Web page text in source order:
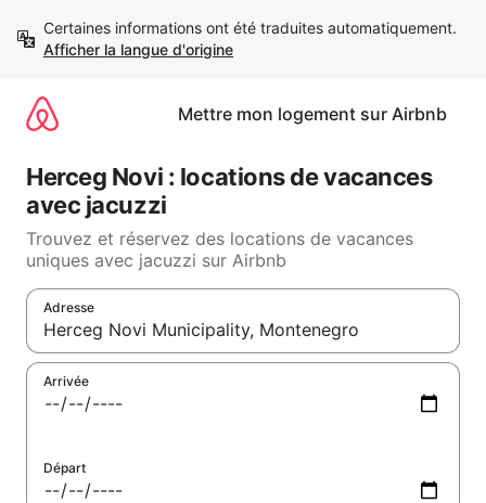
directement
Afficher la langue d'origine
Mettre mon logement sur Airbnb
Herceg Novi : locations de vacances
avec jacuzzi
Trouvez et réservez des locations de vacances
uniques avec jacuzzi sur Airbnb
Adresse
Lorsque les résultats s'affichent, utilisez les flèches vers le
Arrivée
Départ